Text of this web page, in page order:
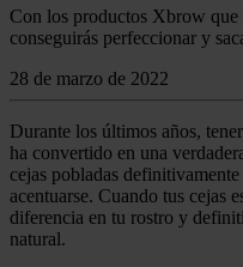
Con los productos Xbrow que
conseguirás perfeccionar y
28 de marzo de 2022
Durante los últimos años,
ha convertido en una
cejas pobladas
acentuarse. Cuando tus cejas
diferencia en tu rostro y
natural.